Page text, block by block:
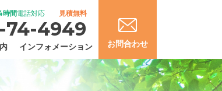
インフォメーション お問合わせ
間電話対応 見積無料
74-4949